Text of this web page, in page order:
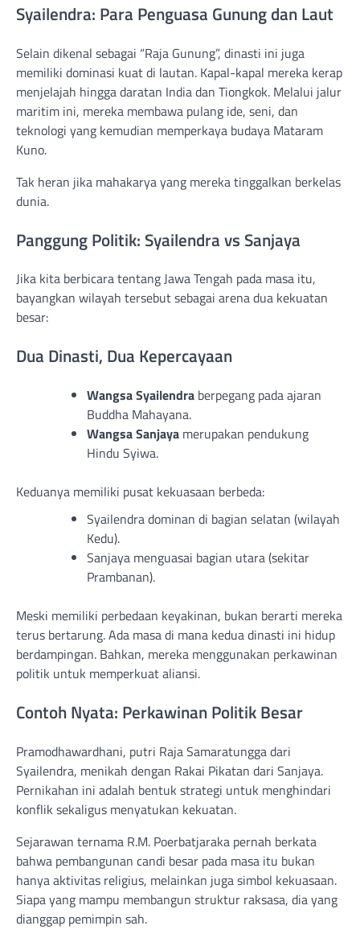
Syailendra: Para Penguasa Gunung dan Laut
Selain dikenal sebagai “Raja Gunung”, dinasti ini juga
memiliki dominasi kuat di lautan. Kapal-kapal mereka kerap
menjelajah hingga daratan India dan Tiongkok. Melalui jalur
maritim ini, mereka membawa pulang ide, seni, dan
teknologi yang kemudian memperkaya budaya Mataram
Kuno.
Tak heran jika mahakarya yang mereka tinggalkan berkelas
dunia.
Panggung Politik: Syailendra vs Sanjaya
Jika kita berbicara tentang Jawa Tengah pada masa itu,
bayangkan wilayah tersebut sebagai arena dua kekuatan
besar:
Dua Dinasti, Dua Kepercayaan
Wangsa Syailendra berpegang pada ajaran
Buddha Mahayana.
Wangsa Sanjaya merupakan pendukung
Hindu Syiwa.
Keduanya memiliki pusat kekuasaan berbeda:
Syailendra dominan di bagian selatan (wilayah
Kedu).
Sanjaya menguasai bagian utara (sekitar
Prambanan).
Meski memiliki perbedaan keyakinan, bukan berarti mereka
terus bertarung. Ada masa di mana kedua dinasti ini hidup
berdampingan. Bahkan, mereka menggunakan perkawinan
politik untuk memperkuat aliansi.
Contoh Nyata: Perkawinan Politik Besar
Pramodhawardhani, putri Raja Samaratungga dari
Syailendra, menikah dengan Rakai Pikatan dari Sanjaya.
Pernikahan ini adalah bentuk strategi untuk menghindari
konflik sekaligus menyatukan kekuatan.
Sejarawan ternama R.M. Poerbatjaraka pernah berkata
bahwa pembangunan candi besar pada masa itu bukan
hanya aktivitas religius, melainkan juga simbol kekuasaan.
Siapa yang mampu membangun struktur raksasa, dia yang
dianggap pemimpin sah.